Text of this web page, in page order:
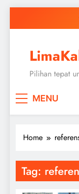
Pilihan tepat
MENU
Home
Tag: